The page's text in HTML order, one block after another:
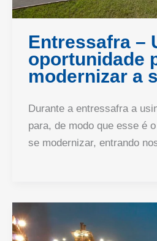
Entressafra –
oportunidade
modernizar a
Durante a entressafra a
para, de modo que esse é
se modernizar, entrando